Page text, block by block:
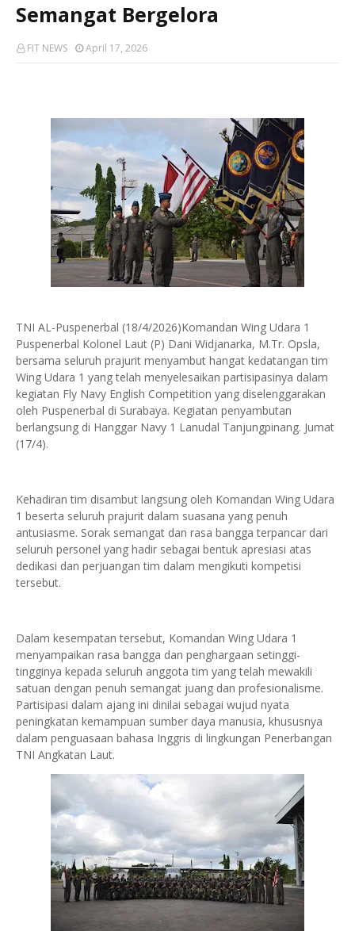
Semangat Bergelora
FIT NEWS April 17, 2026
TNI AL-Puspenerbal (18/4/2026)Komandan Wing Udara 1
Puspenerbal Kolonel Laut (P) Dani Widjanarka, M.Tr. Opsla,
bersama seluruh prajurit menyambut hangat kedatangan tim
Wing Udara 1 yang telah menyelesaikan partisipasinya dalam
kegiatan Fly Navy English Competition yang diselenggarakan
oleh Puspenerbal di Surabaya. Kegiatan penyambutan
berlangsung di Hanggar Navy 1 Lanudal Tanjungpinang. Jumat
(17/4).
Kehadiran tim disambut langsung oleh Komandan Wing Udara
1 beserta seluruh prajurit dalam suasana yang penuh
antusiasme. Sorak semangat dan rasa bangga terpancar dari
seluruh personel yang hadir sebagai bentuk apresiasi atas
dedikasi dan perjuangan tim dalam mengikuti kompetisi
tersebut.
Dalam kesempatan tersebut, Komandan Wing Udara 1
menyampaikan rasa bangga dan penghargaan setinggi-
tingginya kepada seluruh anggota tim yang telah mewakili
satuan dengan penuh semangat juang dan profesionalisme.
Partisipasi dalam ajang ini dinilai sebagai wujud nyata
peningkatan kemampuan sumber daya manusia, khususnya
dalam penguasaan bahasa Inggris di lingkungan Penerbangan
TNI Angkatan Laut.